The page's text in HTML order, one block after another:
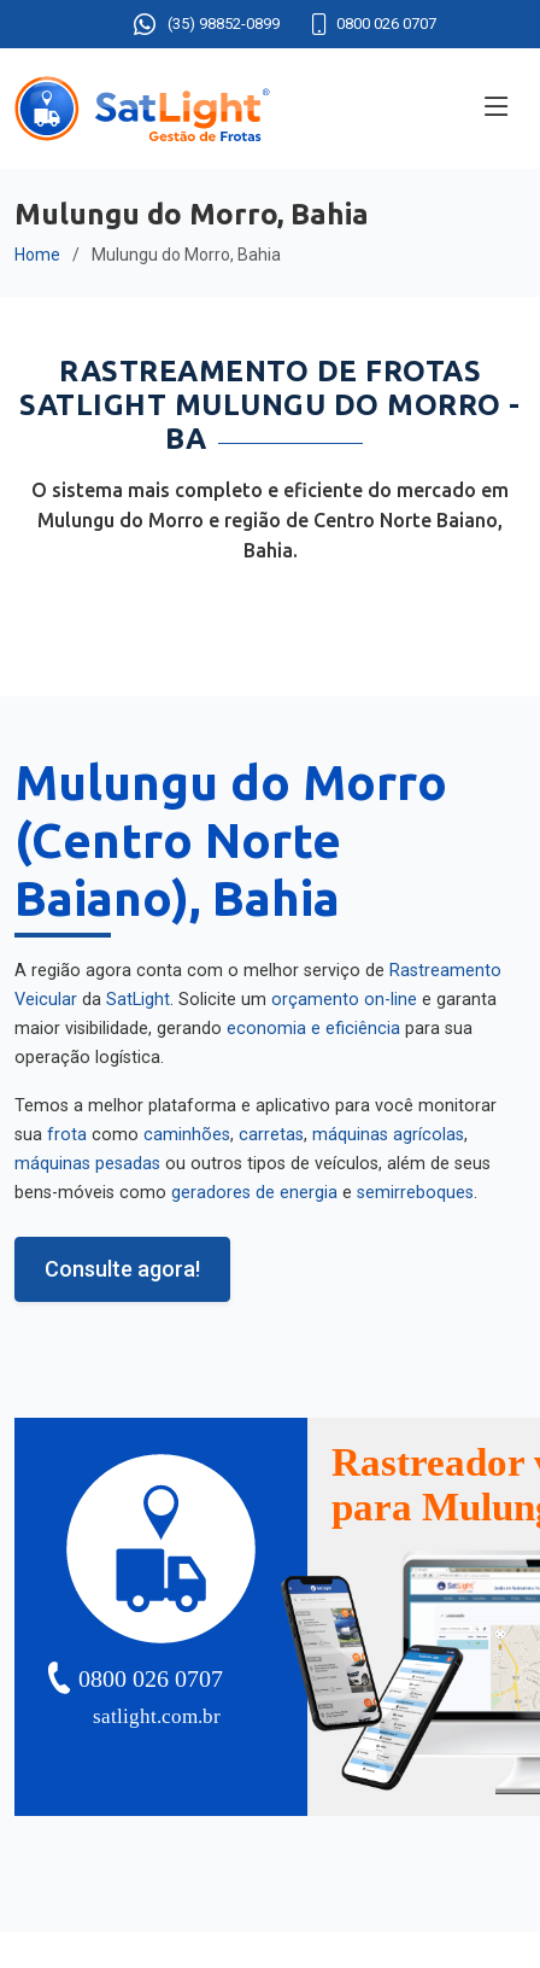
(35) 98852-0899 0800 026 0707
Mulungu do Morro, Bahia
Home Mulungu do Morro, Bahia
RASTREAMENTO DE FROTAS
SATLIGHT MULUNGU DO MORRO -
BA
O sistema mais completo e eficiente do mercado em
Mulungu do Morro e região de Centro Norte Baiano,
Bahia.
Mulungu do Morro
(Centro Norte
Baiano), Bahia
A região agora conta com o melhor serviço de Rastreamento
Veicular da SatLight. Solicite um orçamento on-line e garanta
maior visibilidade, gerando economia e eficiência para sua
operação logística.
Temos a melhor plataforma e aplicativo para você monitorar
sua frota como caminhões, carretas, máquinas agrícolas,
máquinas pesadas ou outros tipos de veículos, além de seus
bens-móveis como geradores de energia e semirreboques.
Consulte agora!
satlight.com.br
0800 026 0707
Rastreador
para